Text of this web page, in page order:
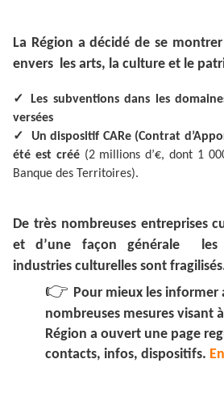
La Région a décidé de se
envers les arts, la culture et le
✓
Les subventions dans les
versées
✓ Un dispositif CARe (Contrat
été est créé(2 millions d’€, dont 1
Banque des Territoires).
De très nombreuses entreprises
et d’une façon générale les
industries culturelles sont
👉 Pour mieux les informer
nombreuses mesures visant
Région a ouvert une page
contacts, infos, dispositifs.